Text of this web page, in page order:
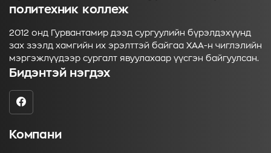
политехник коллеж
2012 онд Гурвантамир дээд сургуулийн бүрэлдэхүүнд
зах зээлд хамгийн их эрэлттэй байгаа ХАА-н чиглэлийн
мэргэжлүүдээр сургалт явуулахаар үүсгэн байгуулсан.
Бидэнтэй нэгдэх
Компани